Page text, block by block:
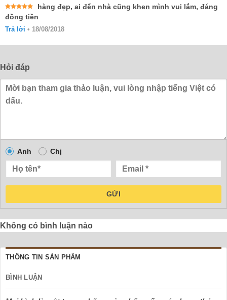
Được xếp
hạng5 5
sao
hàng đẹp, ai đến nhà cũng khen mình vui lắm, đáng
đồng tiền
Trả lời • 18/08/2018
Hỏi đáp
Anh Chị
GỬI
Không có bình luận nào
THÔNG TIN SẢN PHẨM
BÌNH LUẬN